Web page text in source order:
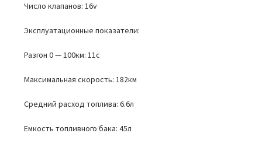
Число клапанов: 16v
Эксплуатационные показатели:
Разгон 0 — 100км: 11с
Максимальная скорость: 182км
Средний расход топлива: 6.6л
Емкость топливного бака: 45л